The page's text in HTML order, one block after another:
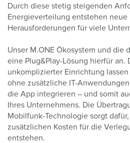
Durch diese stetig steigenden
Energieverteilung entstehen
Herausforderungen für viele
Unser M.ONE Ökosystem und die
eine Plug&Play-Lösung hierfür an.
unkomplizierter Einrichtung
ohne zusätzliche IT-
die App integrieren – und somit
Ihres Unternehmens. Die
Mobilfunk-Technologie sorgt
zusätzlichen Kosten für die
entstehen.